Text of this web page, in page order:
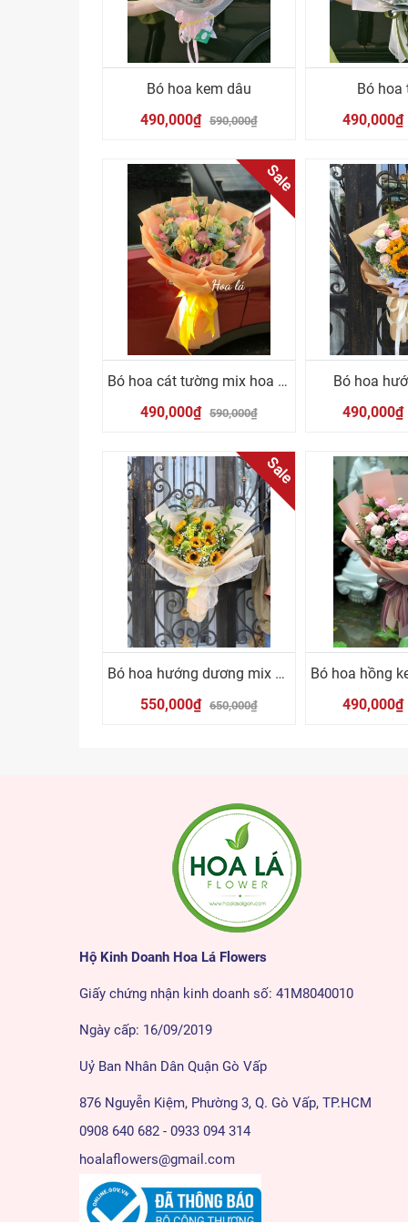
Bó hoa kem dâu
490,000₫ 590,000₫
Bó hoa
490,000₫
Sale
Bó hoa cát tường mix hoa hồng cam
490,000₫ 590,000₫
Bó hoa
490,000₫
Sale
Bó hoa hướng dương mix mõm sói vàng
550,000₫ 650,000₫ 490,000₫
Hộ Kinh Doanh Hoa Lá Flowers
Giấy chứng nhận kinh doanh số: 41M8040010
Ngày cấp: 16/09/2019
Uỷ Ban Nhân Dân Quận Gò Vấp
876 Nguyễn Kiệm, Phường 3, Q. Gò Vấp, TP.HCM
0908 640 682 - 0933 094 314
hoalaflowers@gmail.com